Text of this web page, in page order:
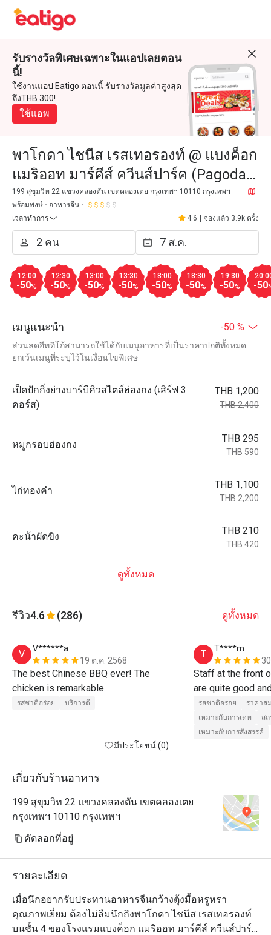
รับรางวัลพิเศษเฉพาะในแอปเลยตอน
นี้!
ใช้งานแอป Eatigo ตอนนี้ รับรางวัลมูลค่าสูงสุด
ถึงTHB 300!
ใช้แอพ
พาโกดา ไชนีส เรสเทอรองท์ @ แบงค็อก
แมริออท มาร์คีส์ ควีนส์ปาร์ค (Pagoda
Chinese Restaurant @ Bangkok
Marriott Marquis Queen's Pa
199 สุขุมวิท 22 แขวงคลองตัน เขตคลองเตย กรุงเทพฯ 10110 กรุงเทพฯ
พร้อมพงษ์
อาหารจีน
เวลาทำการ
4.6 จองแล้ว 3.9k ครั้ง
12:00
-50%
12:30
-50%
13:00
-50%
13:30
-50%
18:00
-50%
18:30
-50%
19:30
-50% -50
เมนูแนะนำ -50 %
ส่วนลดอีททิโก้สามารถใช้ได้กับเมนูอาหารที่เป็นราคาปกติทั้งหมด
ยกเว้นเมนูที่ระบุไว้ในเงื่อนไขพิเศษ
เป็ดปักกิ่งย่างบาร์บีคิวสไตล์ฮ่องกง (เสิร์ฟ 3
คอร์ส)
THB 1,200
THB 2,400
หมูกรอบฮ่องกง
THB 295
THB 590
ไก่ทองคำ
THB 1,100
THB 2,200
คะน้าผัดขิง
THB 210
THB 420
ดูทั้งหมด
รีวิว4.6 (286) ดูทั้งหมด
V
V******a
19 ต.ค. 2568
The best Chinese BBQ ever! The
chicken is remarkable.
รสชาติอร่อย บริการดี
มีประโยชน์ (0)
T
T****m
Staff at the front
are quite good
welcome (Cee
staff who take
and serve are
รสชาติอร่อย
ราคาส
เหมาะกับการเดท
ส
เหมาะกับการสังสรรค์
เกี่ยวกับร้านอาหาร
199 สุขุมวิท 22 แขวงคลองตัน เขตคลองเตย
กรุงเทพฯ 10110 กรุงเทพฯ
คัดลอกที่อยู่
รายละเอียด
เมื่อนึกอยากรับประทานอาหารจีนกว้างตุ้งมื้อหรูหรา
คุณภาพเยี่ยม ต้องไม่ลืมนึกถึงพาโกดา ไชนีส เรสเทอรองท์
บนชั้น 4 ของโรงแรมแบงค็อก แมริออท มาร์คีส์ ควีนส์ปาร์ค